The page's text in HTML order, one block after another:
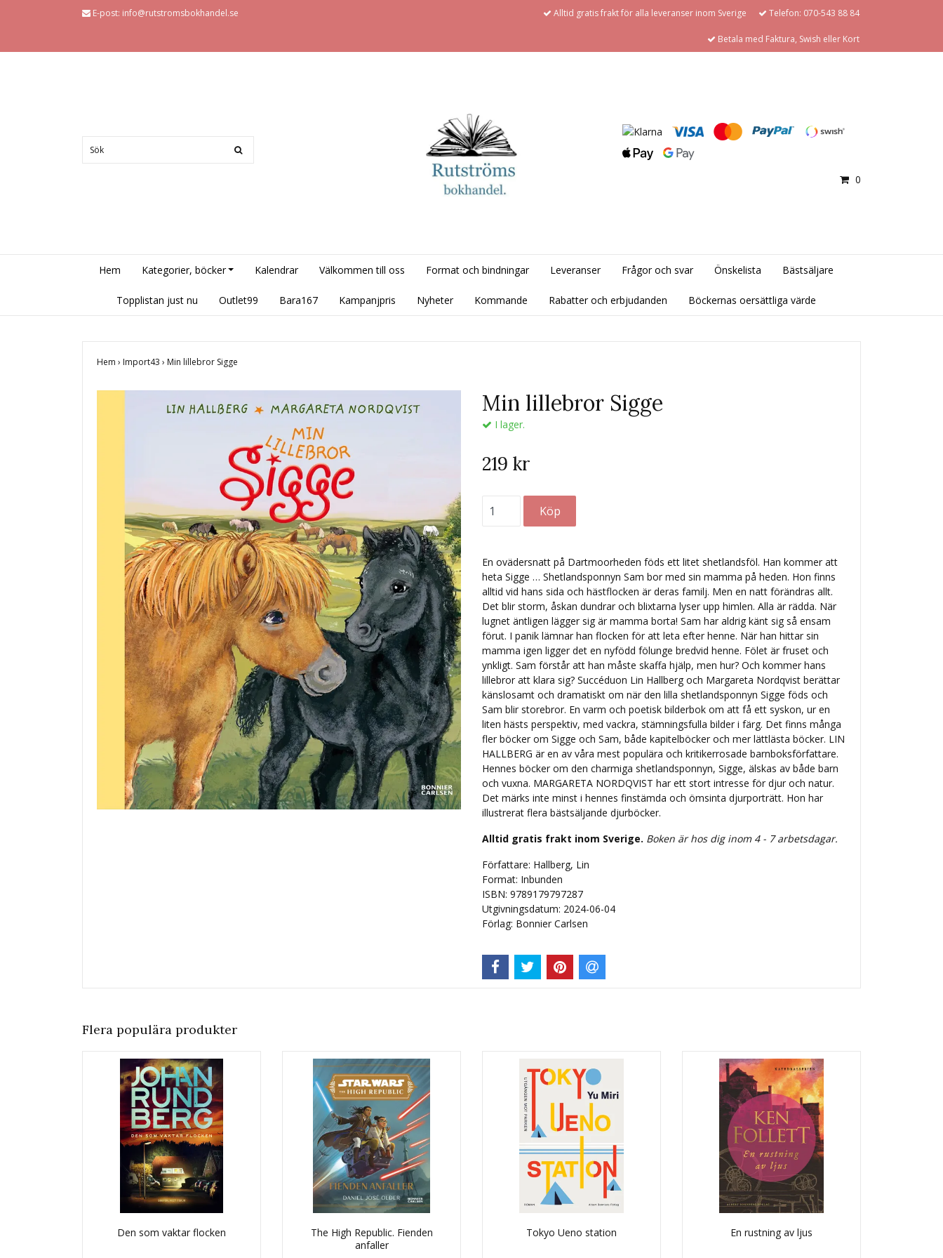
E-post: info@rutstromsbokhandel.se Alltid gratis frakt för alla leveranser inom Sverige Telefon: 070-543 88 84
Betala med Faktura, Swish eller Kort
0
Hem Kategorier, böcker Kalendrar Välkommen till oss Format och bindningar Leveranser Frågor och svar Önskelista Bästsäljare
Topplistan just nu Outlet99 Bara167 Kampanjpris Nyheter Kommande Rabatter och erbjudanden Böckernas oersättliga värde
Hem › Import43 › Min lillebror Sigge
Min lillebror Sigge
I lager.
219 kr
En ovädersnatt på Dartmoorheden föds ett litet shetlandsföl. Han kommer att
heta Sigge … Shetlandsponnyn Sam bor med sin mamma på heden. Hon finns
alltid vid hans sida och hästflocken är deras familj. Men en natt förändras allt.
Det blir storm, åskan dundrar och blixtarna lyser upp himlen. Alla är rädda. När
lugnet äntligen lägger sig är mamma borta! Sam har aldrig känt sig så ensam
förut. I panik lämnar han flocken för att leta efter henne. När han hittar sin
mamma igen ligger det en nyfödd fölunge bredvid henne. Fölet är fruset och
ynkligt. Sam förstår att han måste skaffa hjälp, men hur? Och kommer hans
lillebror att klara sig? Succéduon Lin Hallberg och Margareta Nordqvist berättar
känslosamt och dramatiskt om när den lilla shetlandsponnyn Sigge föds och
Sam blir storebror. En varm och poetisk bilderbok om att få ett syskon, ur en
liten hästs perspektiv, med vackra, stämningsfulla bilder i färg. Det finns många
fler böcker om Sigge och Sam, både kapitelböcker och mer lättlästa böcker. LIN
HALLBERG är en av våra mest populära och kritikerrosade barnboksförfattare.
Hennes böcker om den charmiga shetlandsponnyn, Sigge, älskas av både barn
och vuxna. MARGARETA NORDQVIST har ett stort intresse för djur och natur.
Det märks inte minst i hennes finstämda och ömsinta djurporträtt. Hon har
illustrerat flera bästsäljande djurböcker.
Alltid gratis frakt inom Sverige. Boken är hos dig inom 4 - 7 arbetsdagar.
Författare: Hallberg, Lin
Format: Inbunden
ISBN: 9789179797287
Utgivningsdatum: 2024-06-04
Förlag: Bonnier Carlsen
Flera populära produkter
Den som vaktar flocken
The High Republic. Fienden
anfaller
Tokyo Ueno station En rustning av ljus